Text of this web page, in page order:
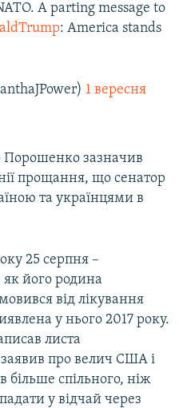
A parting message to
: America stands
1 вересня
Порошенко зазначив
прощання, що сенатор
та українцями в
25 серпня –
як його родина
від лікування
у нього 2017 року.
листа
про велич США і
спільного, ніж
у відчай через